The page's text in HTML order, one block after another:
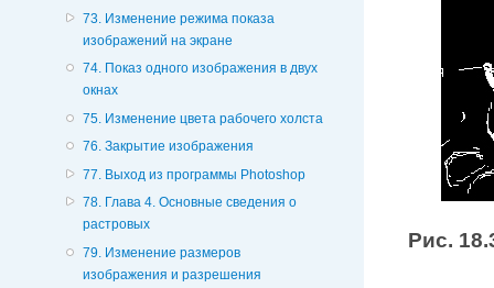
73. Изменение режима показа
изображений на экране
74. Показ одного изображения в двух
окнах
75. Изменение цвета рабочего холста
76. Закрытие изображения
77. Выход из программы Photoshop
78. Глава 4. Основные сведения о
растровых
79. Изменение размеров
изображения и разрешения
Рис.